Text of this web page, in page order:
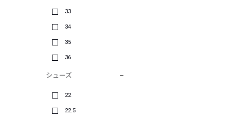
33
34
35
36
シューズ
22
22.5